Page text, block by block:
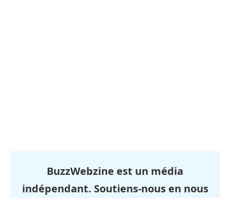
BuzzWebzine est un média
indépendant. Soutiens-nous en nous